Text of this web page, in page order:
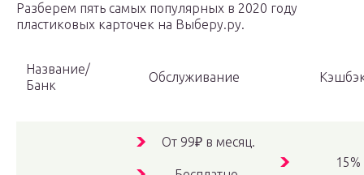
Разберем пять самых популярных в 2020 году
пластиковых карточек на Выберу.ру.
Название/
Банк
Обслуживание
От 99₽ в месяц.
15%